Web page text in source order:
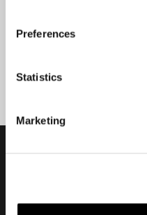
Preferences
Statistics
Marketing